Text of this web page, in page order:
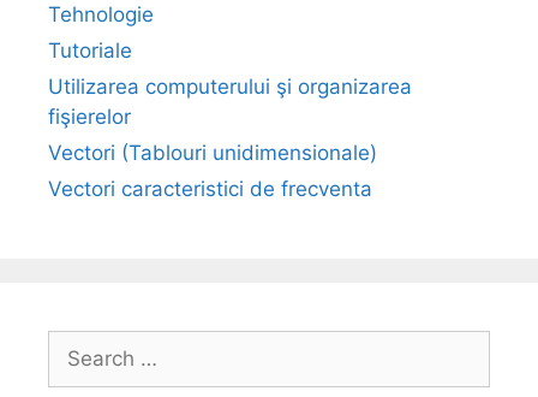
Tehnologie
Tutoriale
Utilizarea computerului şi organizarea
fişierelor
Vectori (Tablouri unidimensionale)
Vectori caracteristici de frecventa
for: